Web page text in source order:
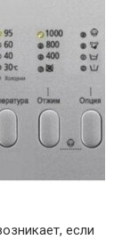
если